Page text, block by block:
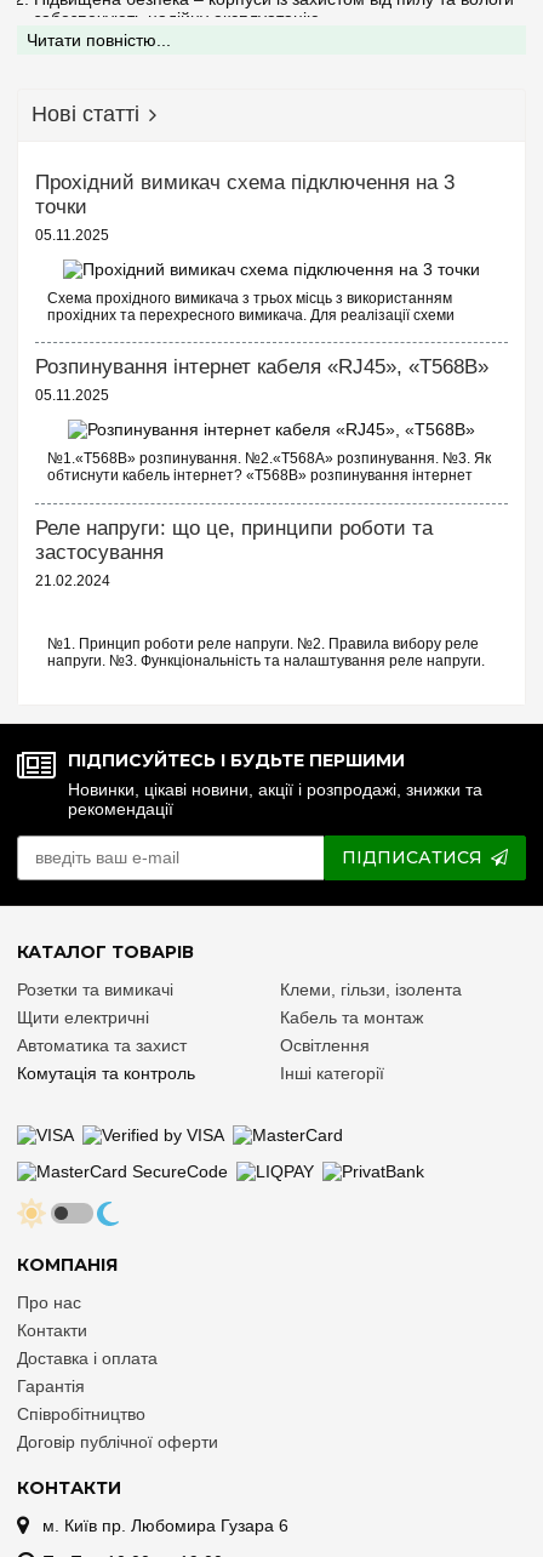
забезпечують надійну експлуатацію.
Широкий діапазон номінального струму – від малопотужних
електроенергії, зниження теплових втрат.
Основні характеристики корпусних контакторів:
Номінальний струм (In): від 6 А до 200 А.
Кількість полюсів: 3P, 4P.
Тип котушки керування: AC/DC (змінний та постійний струм).
Номінальна напруга: 24 В, 48 В, 220 В, 380 В.
Додаткові контакти: допоміжні NO (нормально відкриті) та NC
(нормально закриті).
Де використовуються корпусні контактори?
Промислове обладнання – керування верстатами,
конвеєрами, насосами.
Комерційна нерухомість - системи вентиляції, освітлення,
кондиціювання.
Побутові системи – опалювальні котли, насосні установки.
процесів.
Читати повністю...
Нові статті
Прохідний вимикач схема підключення на 3
точки
05.11.2025
Схема прохідного вимикача з трьох місць з використанням
прохідних та перехресного вимикача. Для реалізації схеми
вимикачі: Два од...
Розпинування інтернет кабеля «RJ45», «T568B»
05.11.2025
№1.«T568B» розпинування. №2.«T568A» розпинування. №3. Як
обтиснути кабель інтернет? «T568B» розпинування інтернет
Реле напруги: що це, принципи роботи та
застосування
21.02.2024
№1. Принцип роботи реле напруги. №2. Правила вибору реле
напруги. №3. Функціональність та налаштування реле напруги.
ПІДПИСУЙТЕСЬ І БУДЬТЕ ПЕРШИМИ
Новинки, цікаві новини, акції і розпродажі, знижки та
рекомендації
ПІДПИСАТИСЯ
КОНТАКТИ
м. Київ пр. Любомира Гузара 6
КОМПАНІЯ
Про нас
Контакти
Доставка і оплата
Гарантія
Співробітництво
Договір публічної оферти
КАТАЛОГ ТОВАРІВ
Розетки та вимикачі
Щити електричні
Автоматика та захист
Комутація та контроль
Клеми, гільзи, ізолента
Кабель та монтаж
Освітлення
Інші категорії